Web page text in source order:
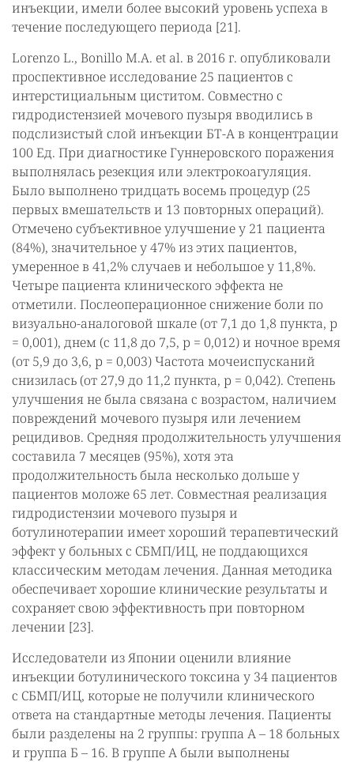
инъекции, имели более высокий уровень успеха в
течение последующего периода [21].
Lorenzo L., Bonillo M.A. et al. в 2016 г. опубликовали
проспективное исследование 25 пациентов с
интерстициальным циститом. Совместно с
гидродистензией мочевого пузыря вводились в
подслизистый слой инъекции БТ-А в концентрации
100 Ед. При диагностике Гуннеровского поражения
выполнялась резекция или электрокоагуляция.
Было выполнено тридцать восемь процедур (25
первых вмешательств и 13 повторных операций).
Отмечено субъективное улучшение у 21 пациента
(84%), значительное у 47% из этих пациентов,
умеренное в 41,2% случаев и небольшое у 11,8%.
Четыре пациента клинического эффекта не
отметили. Послеоперационное снижение боли по
визуально-аналоговой шкале (от 7,1 до 1,8 пункта, р
= 0,001), днем (с 11,8 до 7,5, р = 0,012) и ночное время
(от 5,9 до 3,6, р = 0,003) Частота мочеиспусканий
снизилась (от 27,9 до 11,2 пункта, р = 0,042). Степень
улучшения не была связана с возрастом, наличием
повреждений мочевого пузыря или лечением
рецидивов. Средняя продолжительность улучшения
составила 7 месяцев (95%), хотя эта
продолжительность была несколько дольше у
пациентов моложе 65 лет. Совместная реализация
гидродистензии мочевого пузыря и
ботулинотерапии имеет хороший терапевтический
эффект у больных с СБМП/ИЦ, не поддающихся
классическим методам лечения. Данная методика
обеспечивает хорошие клинические результаты и
сохраняет свою эффективность при повторном
лечении [23].
Исследователи из Японии оценили влияние
инъекции ботулинического токсина у 34 пациентов
с СБМП/ИЦ, которые не получили клинического
ответа на стандартные методы лечения. Пациенты
были разделены на 2 группы: группа А – 18 больных
и группа Б – 16. В группе А были выполнены